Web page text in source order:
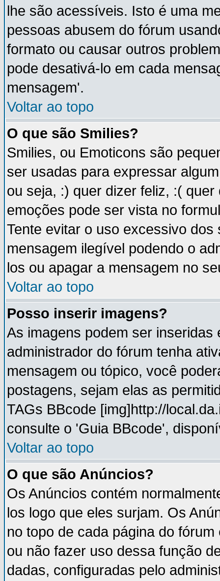
lhe são acessíveis. Isto é uma
pessoas abusem do fórum
formato ou causar outros
pode desativá-lo em cada
mensagem'.
Voltar ao topo
O que são Smilies?
Smilies, ou Emoticons são
ser usadas para expressar
ou seja, :) quer dizer feliz, :(
emoções pode ser vista no
Tente evitar o uso excessivo
mensagem ilegível podendo o
los ou apagar a mensagem no
Voltar ao topo
Posso inserir imagens?
As imagens podem ser
administrador do fórum tenha
mensagem ou tópico, você
postagens, sejam elas as
TAGs BBcode [img]http://
consulte o 'Guia BBcode',
Voltar ao topo
O que são Anúncios?
Os Anúncios contém
los logo que eles surjam. Os
no topo de cada página do
ou não fazer uso dessa função
dadas, configuradas pelo